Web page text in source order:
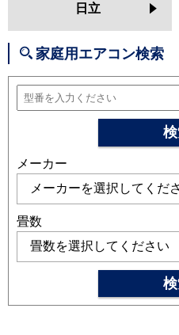
MSZ-
MSZ-
MSZ-
日立 RAS-
MJ25R
RAS-
RAS-
AJ25M
三菱重工
日立
家庭用エアコン検索
メーカー
畳数